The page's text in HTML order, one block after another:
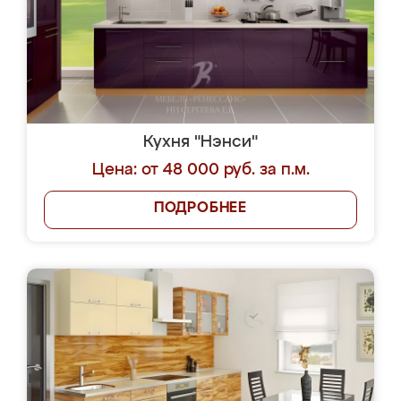
Кухня "Нэнси"
Цена: от 48 000 руб. за п.м.
ПОДРОБНЕЕ